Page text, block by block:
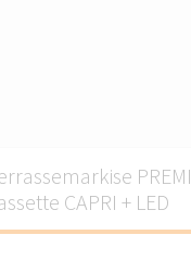
CAPRI + LED